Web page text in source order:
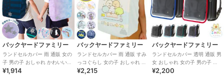
バックヤードファミリー
ランドセルカバー 雨 通販 女の
子 男の子 おしゃれ かわいい
レイングッズ 雨カバー リュッ
¥1,914
バックヤードファミリー
ランドセルカバー 雨 通販 すみ
っコぐらし 女の子 おしゃれ か
わいい レイングッズ 雨カバー
¥2,215
バックヤードファミリー
ランドセルカバー 透明 通販 男
女 おしゃれ 女の子 男の子 雨
シンプル クリア 雨の日 ランド
¥2,200